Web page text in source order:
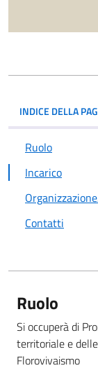
INDICE DELLA
Ruolo
Incarico
Contatti
Ruolo
Si occuperà di
territoriale e
Florovivaismo